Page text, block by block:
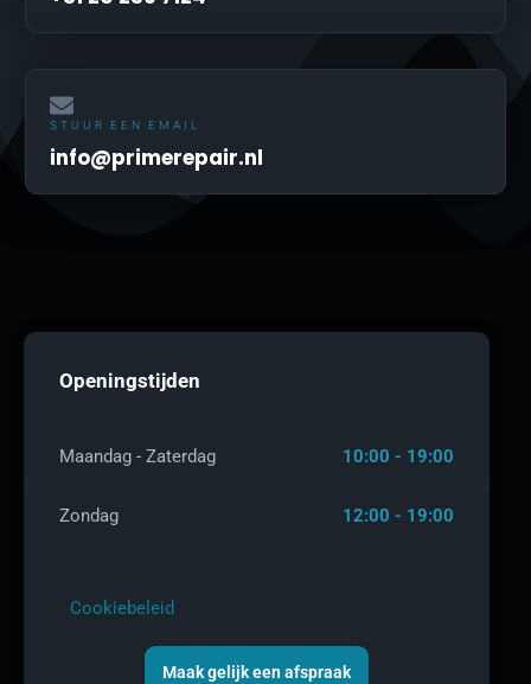
STUUR EEN EMAIL
info@primerepair.nl
Openingstijden
Maandag - Zaterdag 10:00 - 19:00
Zondag 12:00 - 19:00
Cookiebeleid
Maak gelijk een afspraak